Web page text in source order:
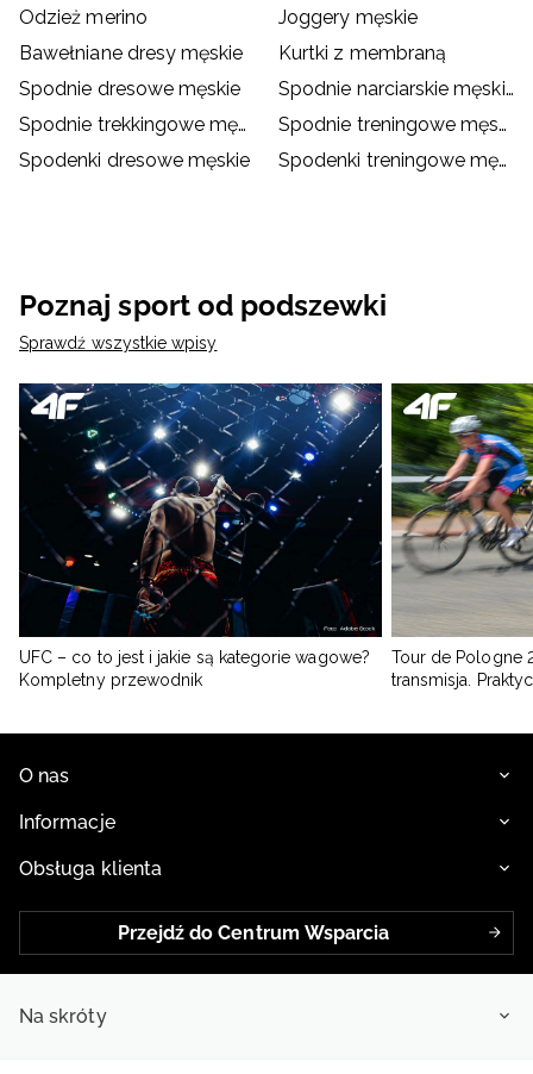
Odzież merino
Joggery męskie
Bawełniane dresy męskie
Kurtki z membraną
Spodnie dresowe męskie
Spodnie narciarskie męskie
Spodnie trekkingowe męskie
Spodnie treningowe męskie
Spodenki dresowe męskie
Spodenki treningowe męskie
Poznaj sport od podszewki
Sprawdź wszystkie wpisy
UFC – co to jest i jakie są kategorie wagowe?
Kompletny przewodnik
Tour de Pologne
transmisja.
O nas
Informacje
Obsługa klienta
Przejdź do Centrum Wsparcia
Na skróty